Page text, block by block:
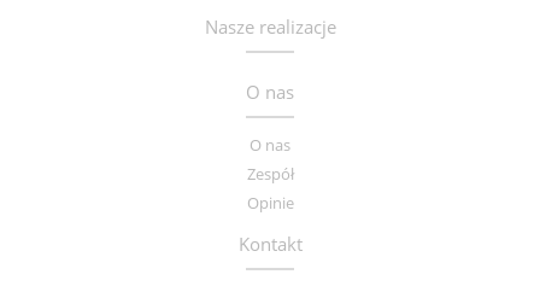
Nasze realizacje
O nas
O nas
Zespół
Opinie
Kontakt